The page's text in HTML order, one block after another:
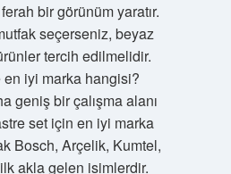
bir görünüm yaratır.
seçerseniz, beyaz
tercih edilmelidir.
iyi marka hangisi?
geniş bir çalışma alanı
set için en iyi marka
Bosch, Arçelik, Kumtel,
akla gelen isimlerdir.